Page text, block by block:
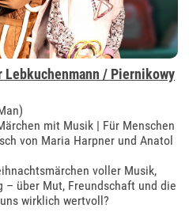
Lebkuchenmann / Piernikowy
mit Musik | Für Menschen
von Maria Harpner und Anatol
voller Musik,
– über Mut, Freundschaft und die
wirklich wertvoll?